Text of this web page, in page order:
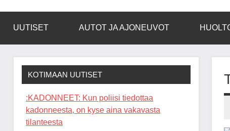
UUTISET AUTOT JA AJONEUVOT
KOTIMAAN UUTISET
:KADONNEET: Kun poliisi tiedottaa
kadonneesta, on kyse aina vakavasta
tilanteesta